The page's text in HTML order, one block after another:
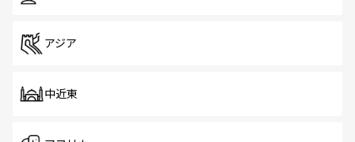
アジア
中近東